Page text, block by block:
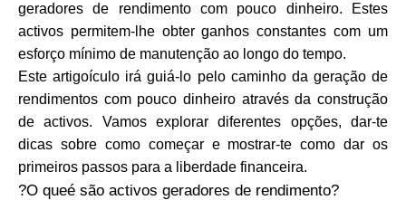
Calculadoras
Histórico de Rondas
geradores de rendimento com pouco dinheiro. Estes
activos permitem-lhe obter ganhos constantes com um
esforço mínimo de manutenção ao longo do tempo.
Este artigoículo irá guiá-lo pelo caminho da geração de
rendimentos com pouco dinheiro através da construção
de activos. Vamos explorar diferentes opções, dar-te
dicas sobre como começar e mostrar-te como dar os
primeiros passos para a liberdade financeira.
?O queé são activos geradores de rendimento?